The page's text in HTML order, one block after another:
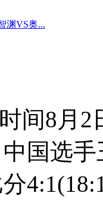
渊VS奥...
间8月2
国选